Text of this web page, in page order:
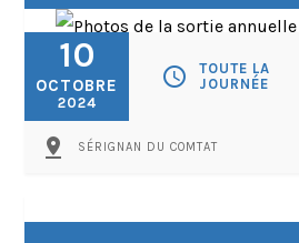
10
OCTOBRE
2024
schedule
TOUTE LA
JOURNÉE
pin_drop SÉRIGNAN DU COMTAT